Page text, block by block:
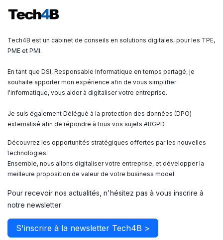
Tech4B est un cabinet de conseils en solutions digitales, pour les TPE,
PME et PMI.
En tant que DSI, Responsable Informatique en temps partagé, je
souhaite apporter mon expérience afin de vous simplifier
l'informatique, vous aider à digitaliser votre entreprise.
Je suis également Délégué à la protection des données (DPO)
externalisé afin de répondre à tous vos sujets #RGPD
Découvrez les opportunités stratégiques offertes par les nouvelles
technologies.
Ensemble, nous allons digitaliser votre entreprise, et développer la
meilleure proposition de valeur de votre business model.
Pour recevoir nos actualités, n'hésitez pas à vous inscrire à
notre newsletter
S'inscrire à la newsletter Tech4B >